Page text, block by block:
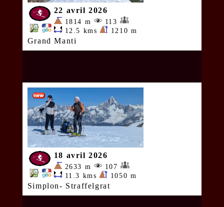
22 avril 2026
1814 m
113
12.5 kms
1210 m
Grand Manti
18 avril 2026
2633 m
107
11.3 kms
1050 m
Simplon- Straffelgrat